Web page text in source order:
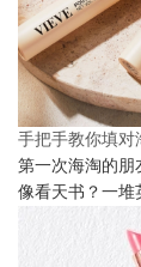
手把手教你填对
第一次海淘的朋
像看天书？一堆